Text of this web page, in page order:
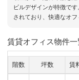
ビルデザインが特徴で
されており、快適なオフ
賃貸オフィス物件
階数 坪数 賃